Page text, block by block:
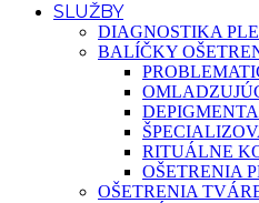
SLUŽBY
DIAGNOSTIKA
BALÍČKY
RITUÁLNE
OŠETRENIA
OŠETRENIA